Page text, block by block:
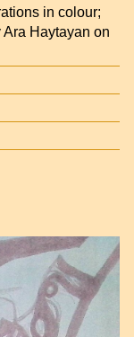
in colour;
Haytayan on